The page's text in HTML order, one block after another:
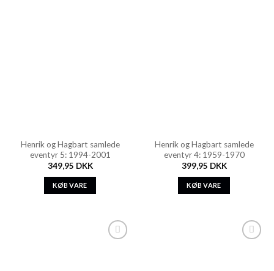
Henrik og Hagbart samlede
eventyr 5: 1994-2001
349,95 DKK
KØB VARE
Henrik og Hagbart samlede
eventyr 4: 1959-1970
399,95 DKK
KØB VARE